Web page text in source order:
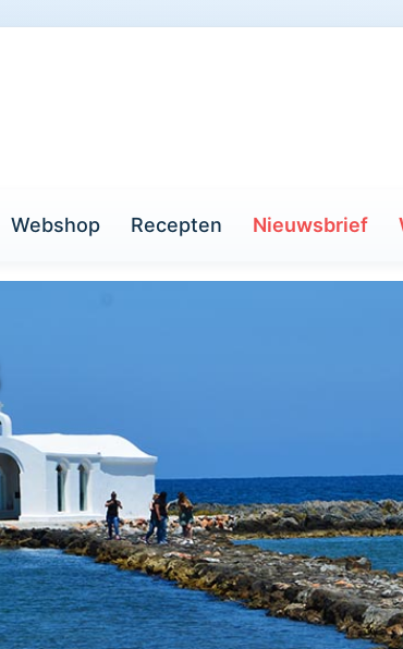
Webshop Recepten Nieuwsbrief